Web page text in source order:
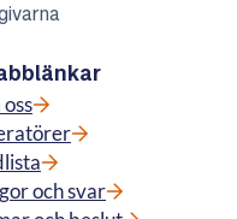
och svar